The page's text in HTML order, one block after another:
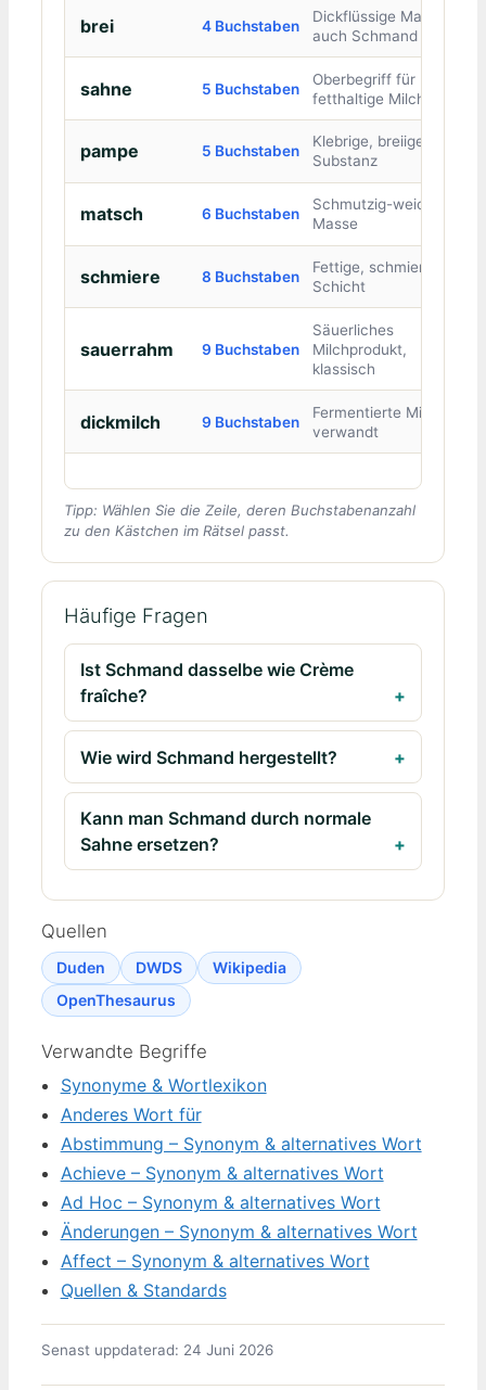
brei 4 Buchstaben
Dickflüssige Masse,
auch Schmand
sahne 5 Buchstaben
Oberbegriff für
fetthaltige Milch
pampe 5 Buchstaben
Klebrige, breiige
Substanz
matsch 6 Buchstaben
Schmutzig-weiche
Masse
schmiere 8 Buchstaben
Fettige, schmierige
Schicht
sauerrahm 9 Buchstaben
Säuerliches
Milchprodukt,
klassisch
dickmilch 9 Buchstaben
Fermentierte Milch,
verwandt
Tipp: Wählen Sie die Zeile, deren Buchstabenanzahl
zu den Kästchen im Rätsel passt.
Häufige Fragen
Ist Schmand dasselbe wie Crème
fraîche?
Wie wird Schmand hergestellt?
Kann man Schmand durch normale
Sahne ersetzen?
Quellen
Duden DWDS
Wikipedia
OpenThesaurus
Verwandte Begriffe
Synonyme & Wortlexikon
Anderes Wort für
Abstimmung – Synonym & alternatives Wort
Achieve – Synonym & alternatives Wort
Ad Hoc – Synonym & alternatives Wort
Änderungen – Synonym & alternatives Wort
Affect – Synonym & alternatives Wort
Quellen & Standards
Senast uppdaterad: 24 Juni 2026